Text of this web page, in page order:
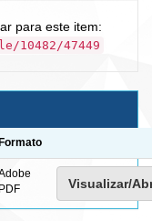
para este item:
10482/47449
Formato
PDF
Visualizar/